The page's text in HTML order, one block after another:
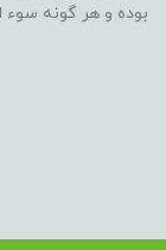
بوده و هر گونه سوء